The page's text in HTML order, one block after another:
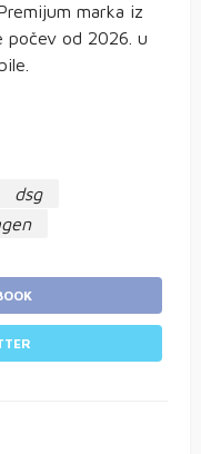
marka iz
počev od 2026. u
dsg